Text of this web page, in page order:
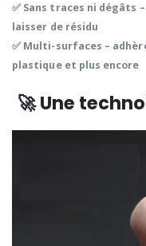
✅ Sans traces ni dégâts
laisser de résidu
✅ Multi-surfaces –
plastiqueet plus encore
🚀 Une